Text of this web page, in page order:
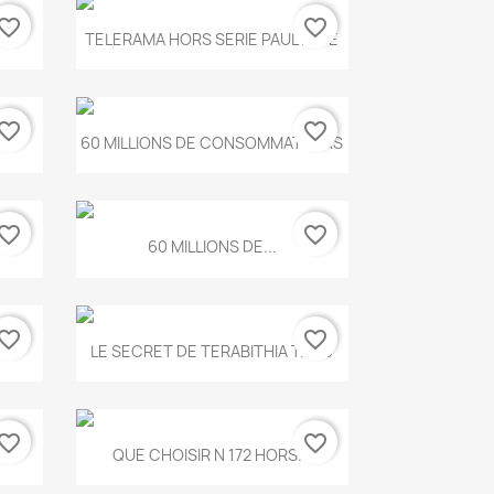
Aperçu rapide
TELERAMA HORS SERIE PAUL KLEE
favorite_border
Aperçu rapide
60 MILLIONS DE CONSOMMATEURS
favorite_border
Aperçu rapide
60 MILLIONS DE... favorite_border
Aperçu rapide
LE SECRET DE TERABITHIA T.560
favorite_border
Aperçu rapide
QUE CHOISIR N 172 HORS...favorite_border